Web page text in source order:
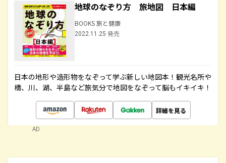
地球のなぞり方 旅地図 日本編
BOOKS 旅と健康
2022.11.25 発売
日本の地形や造形物をなぞって学ぶ新しい地図本！観光名所や
橋、川、湖、半島など旅気分で地図をなぞって脳もイキイキ！
詳細を見る
AD